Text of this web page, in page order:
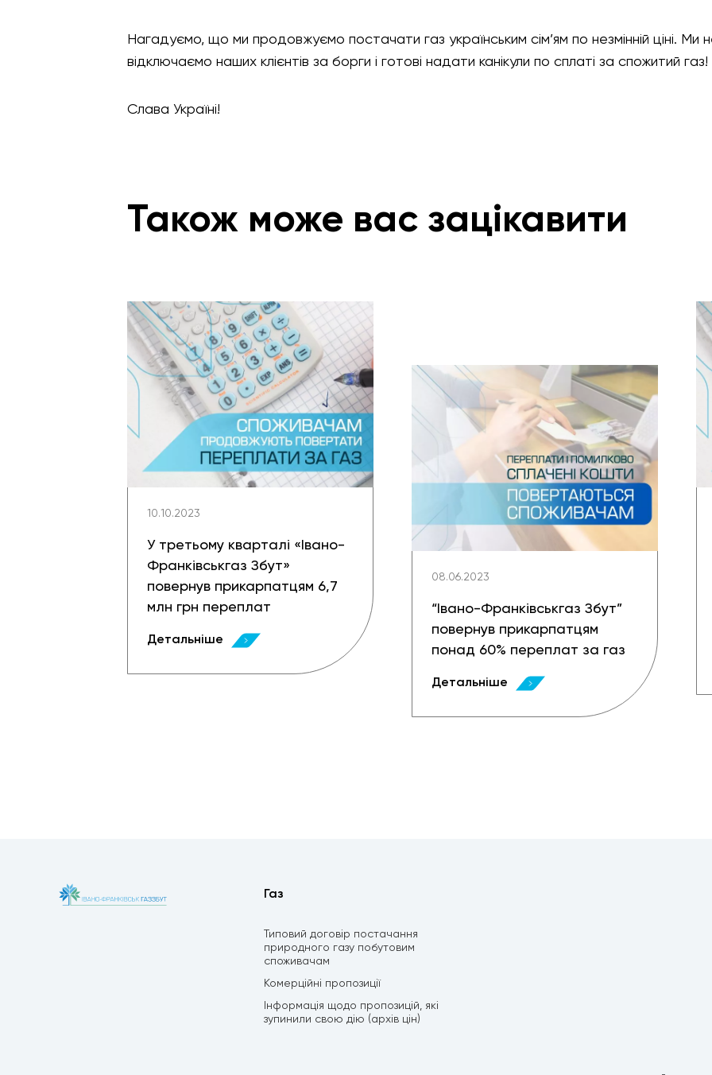
Нагадуємо, що ми продовжуємо постачати газ українським сім’ям по незмінній ціні. Ми
відключаємо наших клієнтів за борги і готові надати канікули по сплаті за спожитий газ!
Слава Україні!
Також може вас зацікавити
10.10.2023
У третьому кварталі «Івано-
Франківськгаз Збут»
повернув прикарпатцям 6,7
млн грн переплат
Детальніше
08.06.2023
“Івано-Франківськгаз Збут”
повернув прикарпатцям
понад 60% переплат за газ
Детальніше
Газ
Типовий договір постачання
природного газу побутовим
споживачам
Комерційні пропозиції
Інформація щодо пропозицій, які
зупинили свою дію (архів цін)